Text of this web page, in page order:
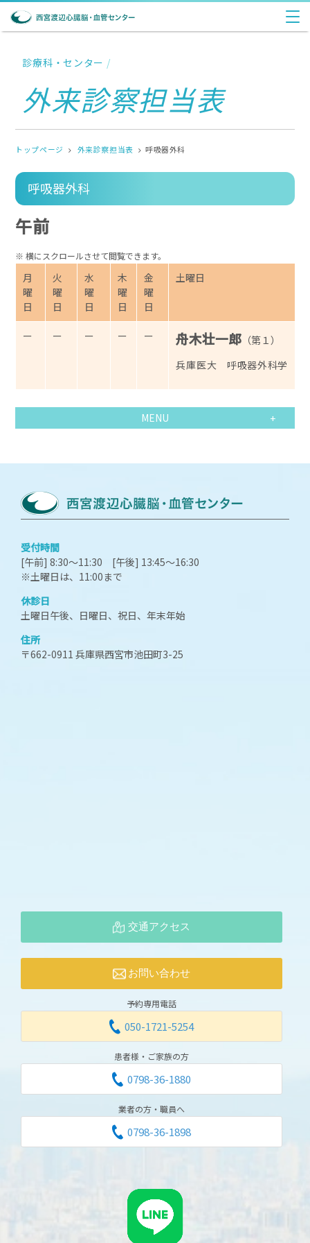
診療科・センター /
外来診察担当表
トップページ 外来診察担当表 呼吸器外科
呼吸器外科
午前
月
曜
日
火
曜
日
水
曜
日
木
曜
日
金
曜
日
土曜日
ー ー ー ー ー 舟木壮一郎 （第１）
兵庫医大 呼吸器外科学 主
MENU
受付時間
[午前] 8:30～11:30 [午後] 13:45～16:30
※土曜日は、11:00まで
休診日
土曜日午後、日曜日、祝日、年末年始
住所
〒662-0911 兵庫県西宮市池田町3-25
交通アクセス
お問い合わせ
予約専用電話
050-1721-5254
患者様・ご家族の方
0798-36-1880
業者の方・職員へ
0798-36-1898